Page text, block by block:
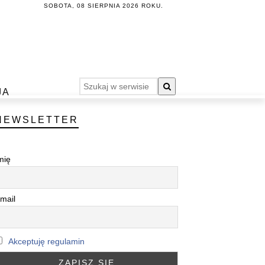
SOBOTA, 08 SIERPNIA 2026 ROKU.
Akceptuję regulamin